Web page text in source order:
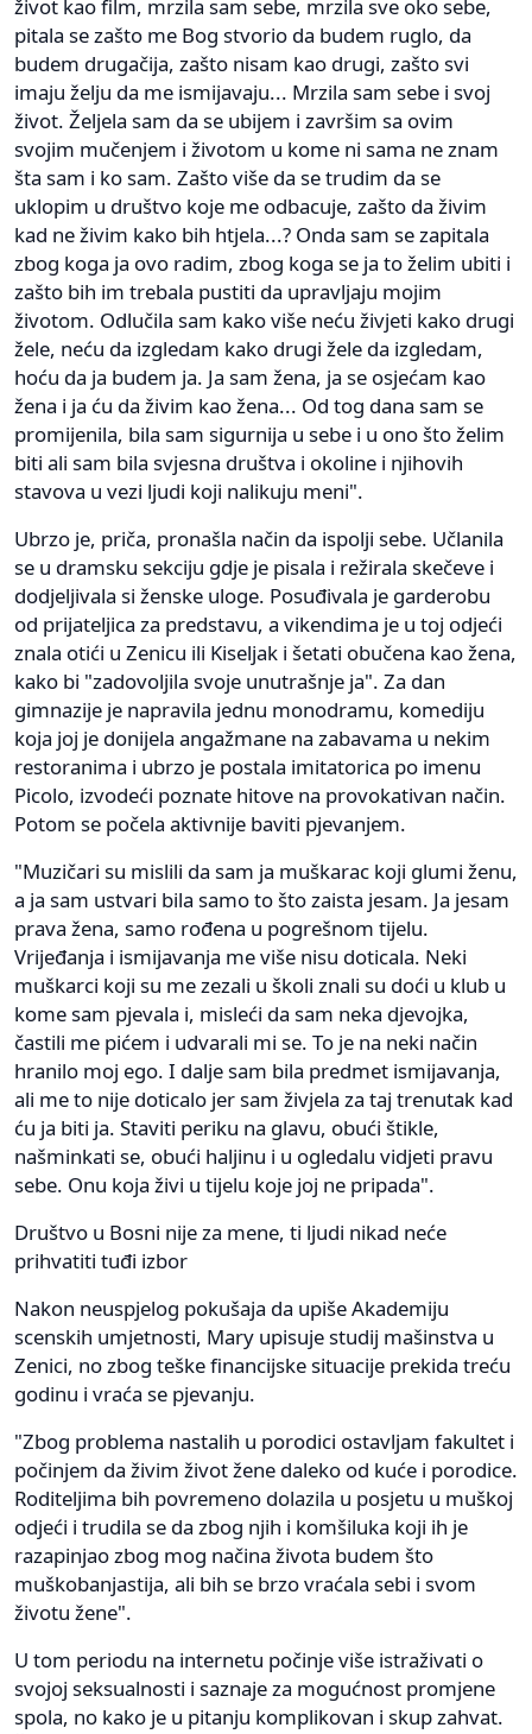
život kao film, mrzila sam sebe, mrzila sve oko sebe,
pitala se zašto me Bog stvorio da budem ruglo, da
budem drugačija, zašto nisam kao drugi, zašto svi
imaju želju da me ismijavaju... Mrzila sam sebe i svoj
život. Željela sam da se ubijem i završim sa ovim
svojim mučenjem i životom u kome ni sama ne znam
šta sam i ko sam. Zašto više da se trudim da se
uklopim u društvo koje me odbacuje, zašto da živim
kad ne živim kako bih htjela...? Onda sam se zapitala
zbog koga ja ovo radim, zbog koga se ja to želim ubiti i
zašto bih im trebala pustiti da upravljaju mojim
životom. Odlučila sam kako više neću živjeti kako drugi
žele, neću da izgledam kako drugi žele da izgledam,
hoću da ja budem ja. Ja sam žena, ja se osjećam kao
žena i ja ću da živim kao žena... Od tog dana sam se
promijenila, bila sam sigurnija u sebe i u ono što želim
biti ali sam bila svjesna društva i okoline i njihovih
stavova u vezi ljudi koji nalikuju meni".
Ubrzo je, priča, pronašla način da ispolji sebe. Učlanila
se u dramsku sekciju gdje je pisala i režirala skečeve i
dodjeljivala si ženske uloge. Posuđivala je garderobu
od prijateljica za predstavu, a vikendima je u toj odjeći
znala otići u Zenicu ili Kiseljak i šetati obučena kao žena,
kako bi "zadovoljila svoje unutrašnje ja". Za dan
gimnazije je napravila jednu monodramu, komediju
koja joj je donijela angažmane na zabavama u nekim
restoranima i ubrzo je postala imitatorica po imenu
Picolo, izvodeći poznate hitove na provokativan način.
Potom se počela aktivnije baviti pjevanjem.
"Muzičari su mislili da sam ja muškarac koji glumi ženu,
a ja sam ustvari bila samo to što zaista jesam. Ja jesam
prava žena, samo rođena u pogrešnom tijelu.
Vrijeđanja i ismijavanja me više nisu doticala. Neki
muškarci koji su me zezali u školi znali su doći u klub u
kome sam pjevala i, misleći da sam neka djevojka,
častili me pićem i udvarali mi se. To je na neki način
hranilo moj ego. I dalje sam bila predmet ismijavanja,
ali me to nije doticalo jer sam živjela za taj trenutak kad
ću ja biti ja. Staviti periku na glavu, obući štikle,
našminkati se, obući haljinu i u ogledalu vidjeti pravu
sebe. Onu koja živi u tijelu koje joj ne pripada".
Društvo u Bosni nije za mene, ti ljudi nikad neće
prihvatiti tuđi izbor
Nakon neuspjelog pokušaja da upiše Akademiju
scenskih umjetnosti, Mary upisuje studij mašinstva u
Zenici, no zbog teške financijske situacije prekida treću
godinu i vraća se pjevanju.
"Zbog problema nastalih u porodici ostavljam fakultet i
počinjem da živim život žene daleko od kuće i porodice.
Roditeljima bih povremeno dolazila u posjetu u muškoj
odjeći i trudila se da zbog njih i komšiluka koji ih je
razapinjao zbog mog načina života budem što
muškobanjastija, ali bih se brzo vraćala sebi i svom
životu žene".
U tom periodu na internetu počinje više istraživati o
svojoj seksualnosti i saznaje za mogućnost promjene
spola, no kako je u pitanju komplikovan i skup zahvat.